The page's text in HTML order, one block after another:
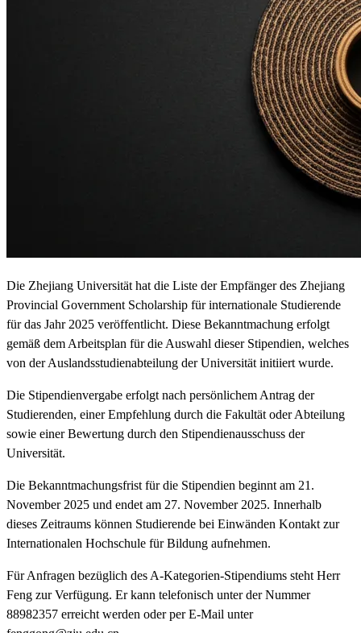
Die Zhejiang Universität hat die Liste der Empfänger des Zhejiang
Provincial Government Scholarship für internationale Studierende
für das Jahr 2025 veröffentlicht. Diese Bekanntmachung erfolgt
gemäß dem Arbeitsplan für die Auswahl dieser Stipendien, welches
von der Auslandsstudienabteilung der Universität initiiert wurde.
Die Stipendienvergabe erfolgt nach persönlichem Antrag der
Studierenden, einer Empfehlung durch die Fakultät oder Abteilung
sowie einer Bewertung durch den Stipendienausschuss der
Universität.
Die Bekanntmachungsfrist für die Stipendien beginnt am 21.
November 2025 und endet am 27. November 2025. Innerhalb
dieses Zeitraums können Studierende bei Einwänden Kontakt zur
Internationalen Hochschule für Bildung aufnehmen.
Für Anfragen bezüglich des A-Kategorien-Stipendiums steht Herr
Feng zur Verfügung. Er kann telefonisch unter der Nummer
88982357 erreicht werden oder per E-Mail unter